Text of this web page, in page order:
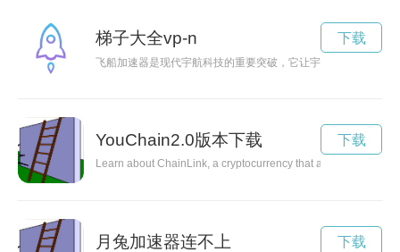
梯子大全vp-n
飞船加速器是现代宇航科技的重要突破，它让宇宙探索者能够
下载
YouChain2.0版本下载
Learn about ChainLink, a cryptocurrency that aims to
下载
月兔加速器连不上 下载